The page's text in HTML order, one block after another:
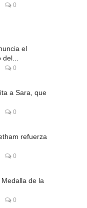
0
el
0
a Sara, que
0
refuerza
0
de la
0